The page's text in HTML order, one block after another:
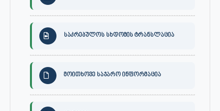
საკრებულოს სხდომის ტრანსლაცია
მოითხოვე საჯარო ინფორმაცია